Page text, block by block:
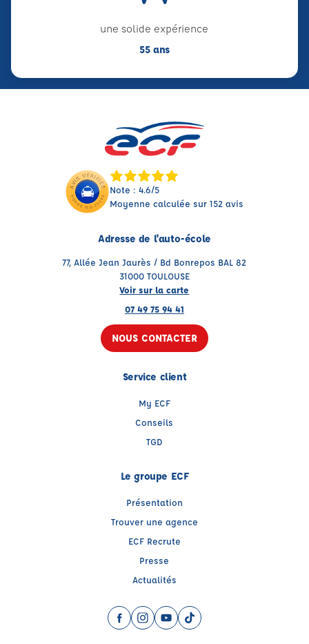
une solide expérience
55 ans
Note : 4.6/5
Moyenne calculée sur 152 avis
Adresse de l'auto-école
77, Allée Jean Jaurès / Bd Bonrepos BAL 82
31000 TOULOUSE
Voir sur la carte
07 49 75 94 41
NOUS CONTACTER
Service client
My ECF
Conseils
TGD
Le groupe ECF
Présentation
Trouver une agence
ECF Recrute
Presse
Actualités
Facebook (nouvelle fenêtre)
Instagram (nouvelle fenêtre)
YouTube (nouvelle fenêtre)
TikTok (nouvelle fenêtre)